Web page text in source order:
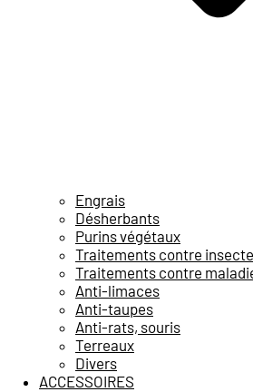
Engrais
Désherbants
Purins végétaux
Traitements contre
Traitements contre
Anti-limaces
Anti-taupes
Anti-rats, souris
Terreaux
Divers
ACCESSOIRES